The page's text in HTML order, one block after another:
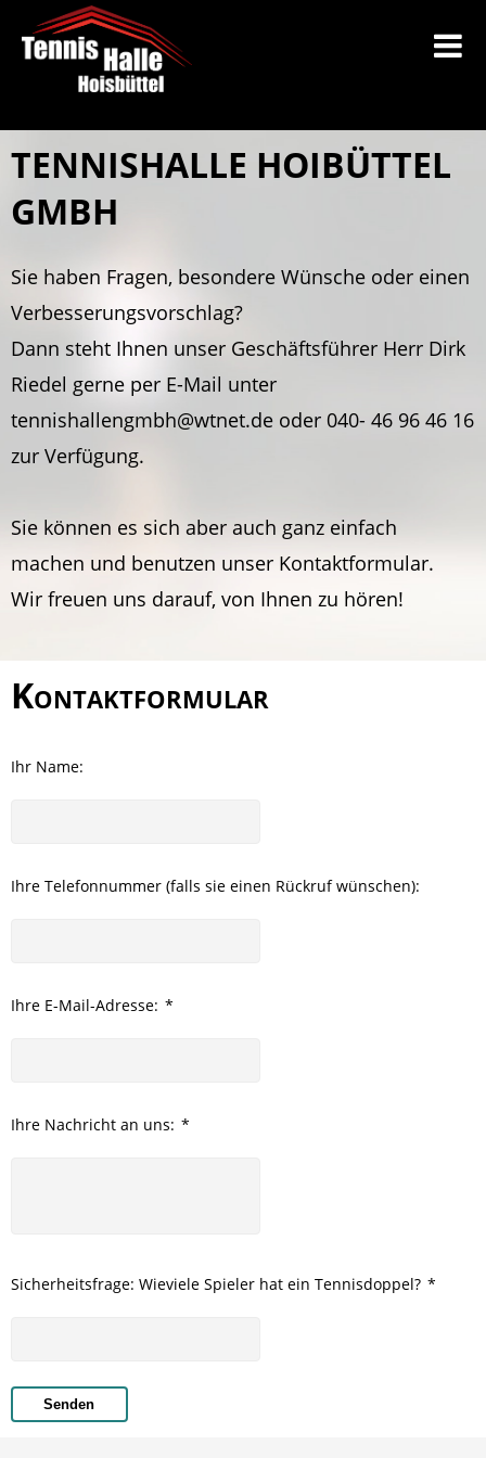
TENNISHALLE HOIBÜTTEL
GMBH
Sie haben Fragen, besondere Wünsche oder einen
Verbesserungsvorschlag?
Dann steht Ihnen unser Geschäftsführer Herr Dirk
Riedel gerne per E-Mail unter
tennishallengmbh@wtnet.de oder 040- 46 96 46 16
zur Verfügung.
Sie können es sich aber auch ganz einfach
machen und benutzen unser Kontaktformular.
Wir freuen uns darauf, von Ihnen zu hören!
Kontaktformular
Ihr Name:
Ihre Telefonnummer (falls sie einen Rückruf wünschen):
Ihre E-Mail-Adresse: *
Ihre Nachricht an uns: *
Sicherheitsfrage: Wieviele Spieler hat ein Tennisdoppel? *
Senden